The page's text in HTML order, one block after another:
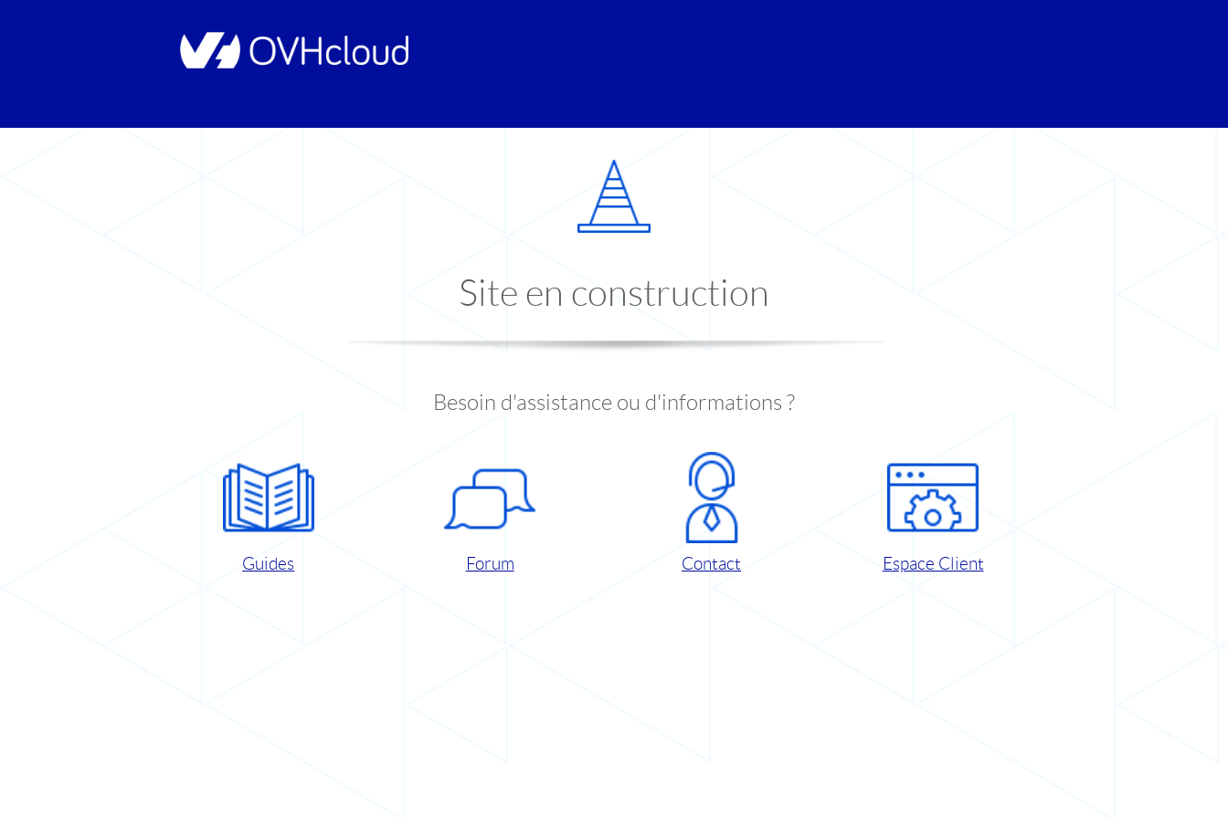
Site en construction
Besoin d'assistance ou d'informations ?
Guides Forum Contact Espace Client